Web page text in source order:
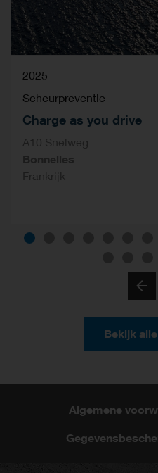
2025
Scheurpreventie
Charge as you drive
A10 Snelweg
Bonnelles
Frankrijk
Bekijk
Algemene